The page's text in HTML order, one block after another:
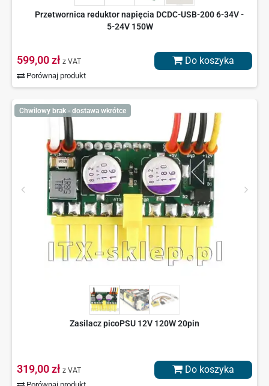
Przetwornica reduktor napięcia DCDC-USB-200 6-34V -
5-24V 150W
599,00 zł z VAT
Porównaj produkt
Do koszyka
Chwilowy brak - dostawa wkrótce
Zasilacz picoPSU 12V 120W 20pin
319,00 zł z VAT Do koszyka